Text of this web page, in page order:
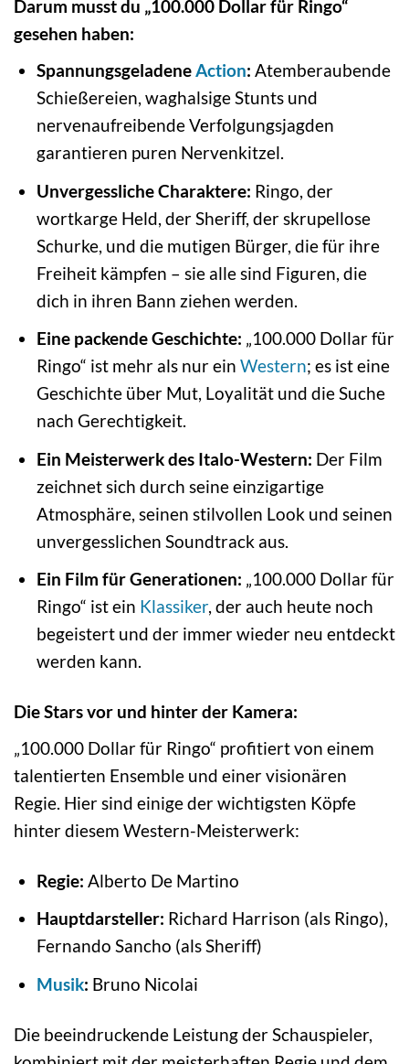
Darum musst du „100.000 Dollar für Ringo“
gesehen haben:
SpannungsgeladeneAction: Atemberaubende
Schießereien, waghalsige Stunts und
nervenaufreibende Verfolgungsjagden
garantieren puren Nervenkitzel.
Unvergessliche Charaktere: Ringo, der
wortkarge Held, der Sheriff, der skrupellose
Schurke, und die mutigen Bürger, die für ihre
Freiheit kämpfen – sie alle sind Figuren, die
dich in ihren Bann ziehen werden.
Eine packende Geschichte: „100.000 Dollar für
Ringo“ ist mehr als nur ein Western; es ist eine
Geschichte über Mut, Loyalität und die Suche
nach Gerechtigkeit.
Ein Meisterwerk des Italo-Western: Der Film
zeichnet sich durch seine einzigartige
Atmosphäre, seinen stilvollen Look und seinen
unvergesslichen Soundtrack aus.
Ein Film für Generationen: „100.000 Dollar für
Ringo“ ist ein Klassiker, der auch heute noch
begeistert und der immer wieder neu entdeckt
werden kann.
Die Stars vor und hinter der Kamera:
„100.000 Dollar für Ringo“ profitiert von einem
talentierten Ensemble und einer visionären
Regie. Hier sind einige der wichtigsten Köpfe
hinter diesem Western-Meisterwerk:
Regie: Alberto De Martino
Hauptdarsteller: Richard Harrison (als Ringo),
Fernando Sancho (als Sheriff)
Musik: Bruno Nicolai
Die beeindruckende Leistung der Schauspieler,